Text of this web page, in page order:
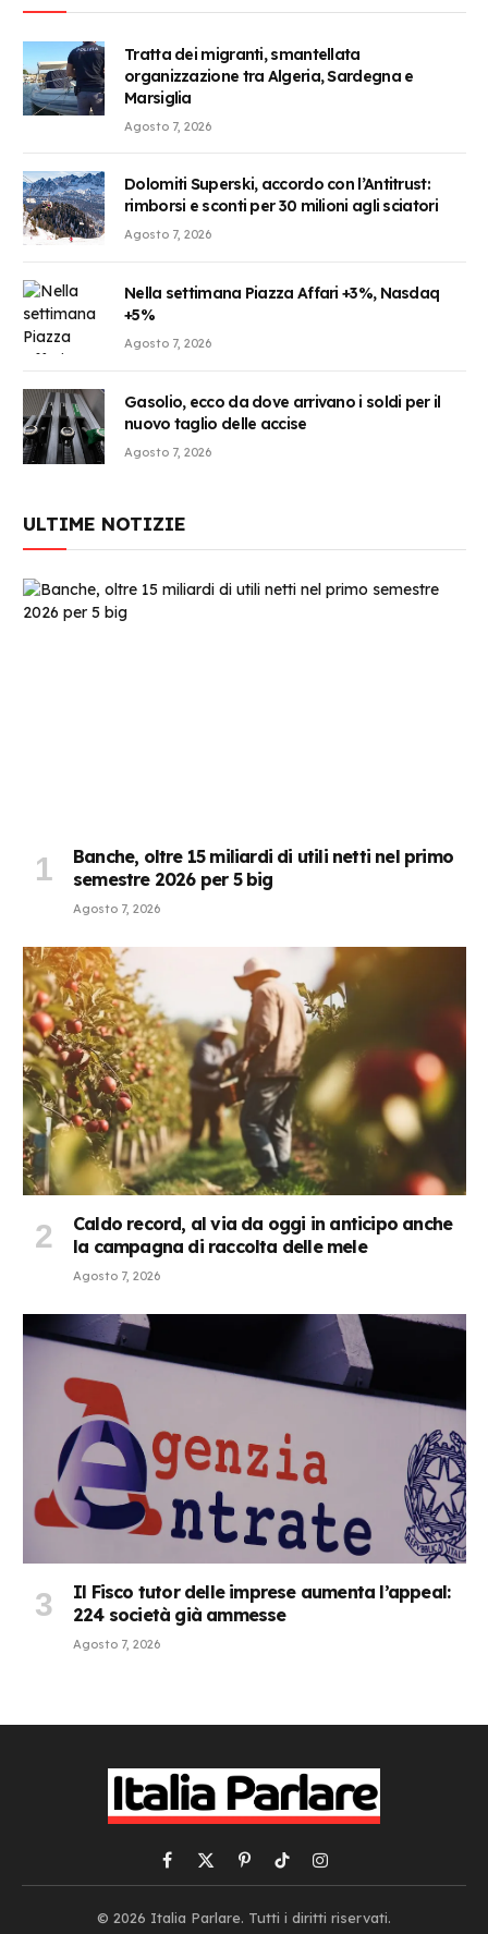
Tratta dei migranti, smantellata
organizzazione tra Algeria, Sardegna e
Marsiglia
Agosto 7, 2026
Dolomiti Superski, accordo con l’Antitrust:
rimborsi e sconti per 30 milioni agli sciatori
Agosto 7, 2026
Nella settimana Piazza Affari +3%, Nasdaq
+5%
Agosto 7, 2026
Gasolio, ecco da dove arrivano i soldi per il
nuovo taglio delle accise
Agosto 7, 2026
ULTIME NOTIZIE
Banche, oltre 15 miliardi di utili netti nel primo
semestre 2026 per 5 big
Agosto 7, 2026
Caldo record, al via da oggi in anticipo anche
la campagna di raccolta delle mele
Agosto 7, 2026
Il Fisco tutor delle imprese aumenta l’appeal:
224 società già ammesse
Agosto 7, 2026
Facebook
X
PinterestTikTokInstagram
© 2026 Italia Parlare. Tutti i diritti riservati.